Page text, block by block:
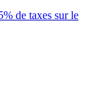
de taxes sur le